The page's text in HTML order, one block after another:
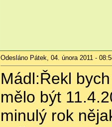
Odesláno Pátek, 04. února 2011 -
Mádl:Řekl
mělo být
minulý rok